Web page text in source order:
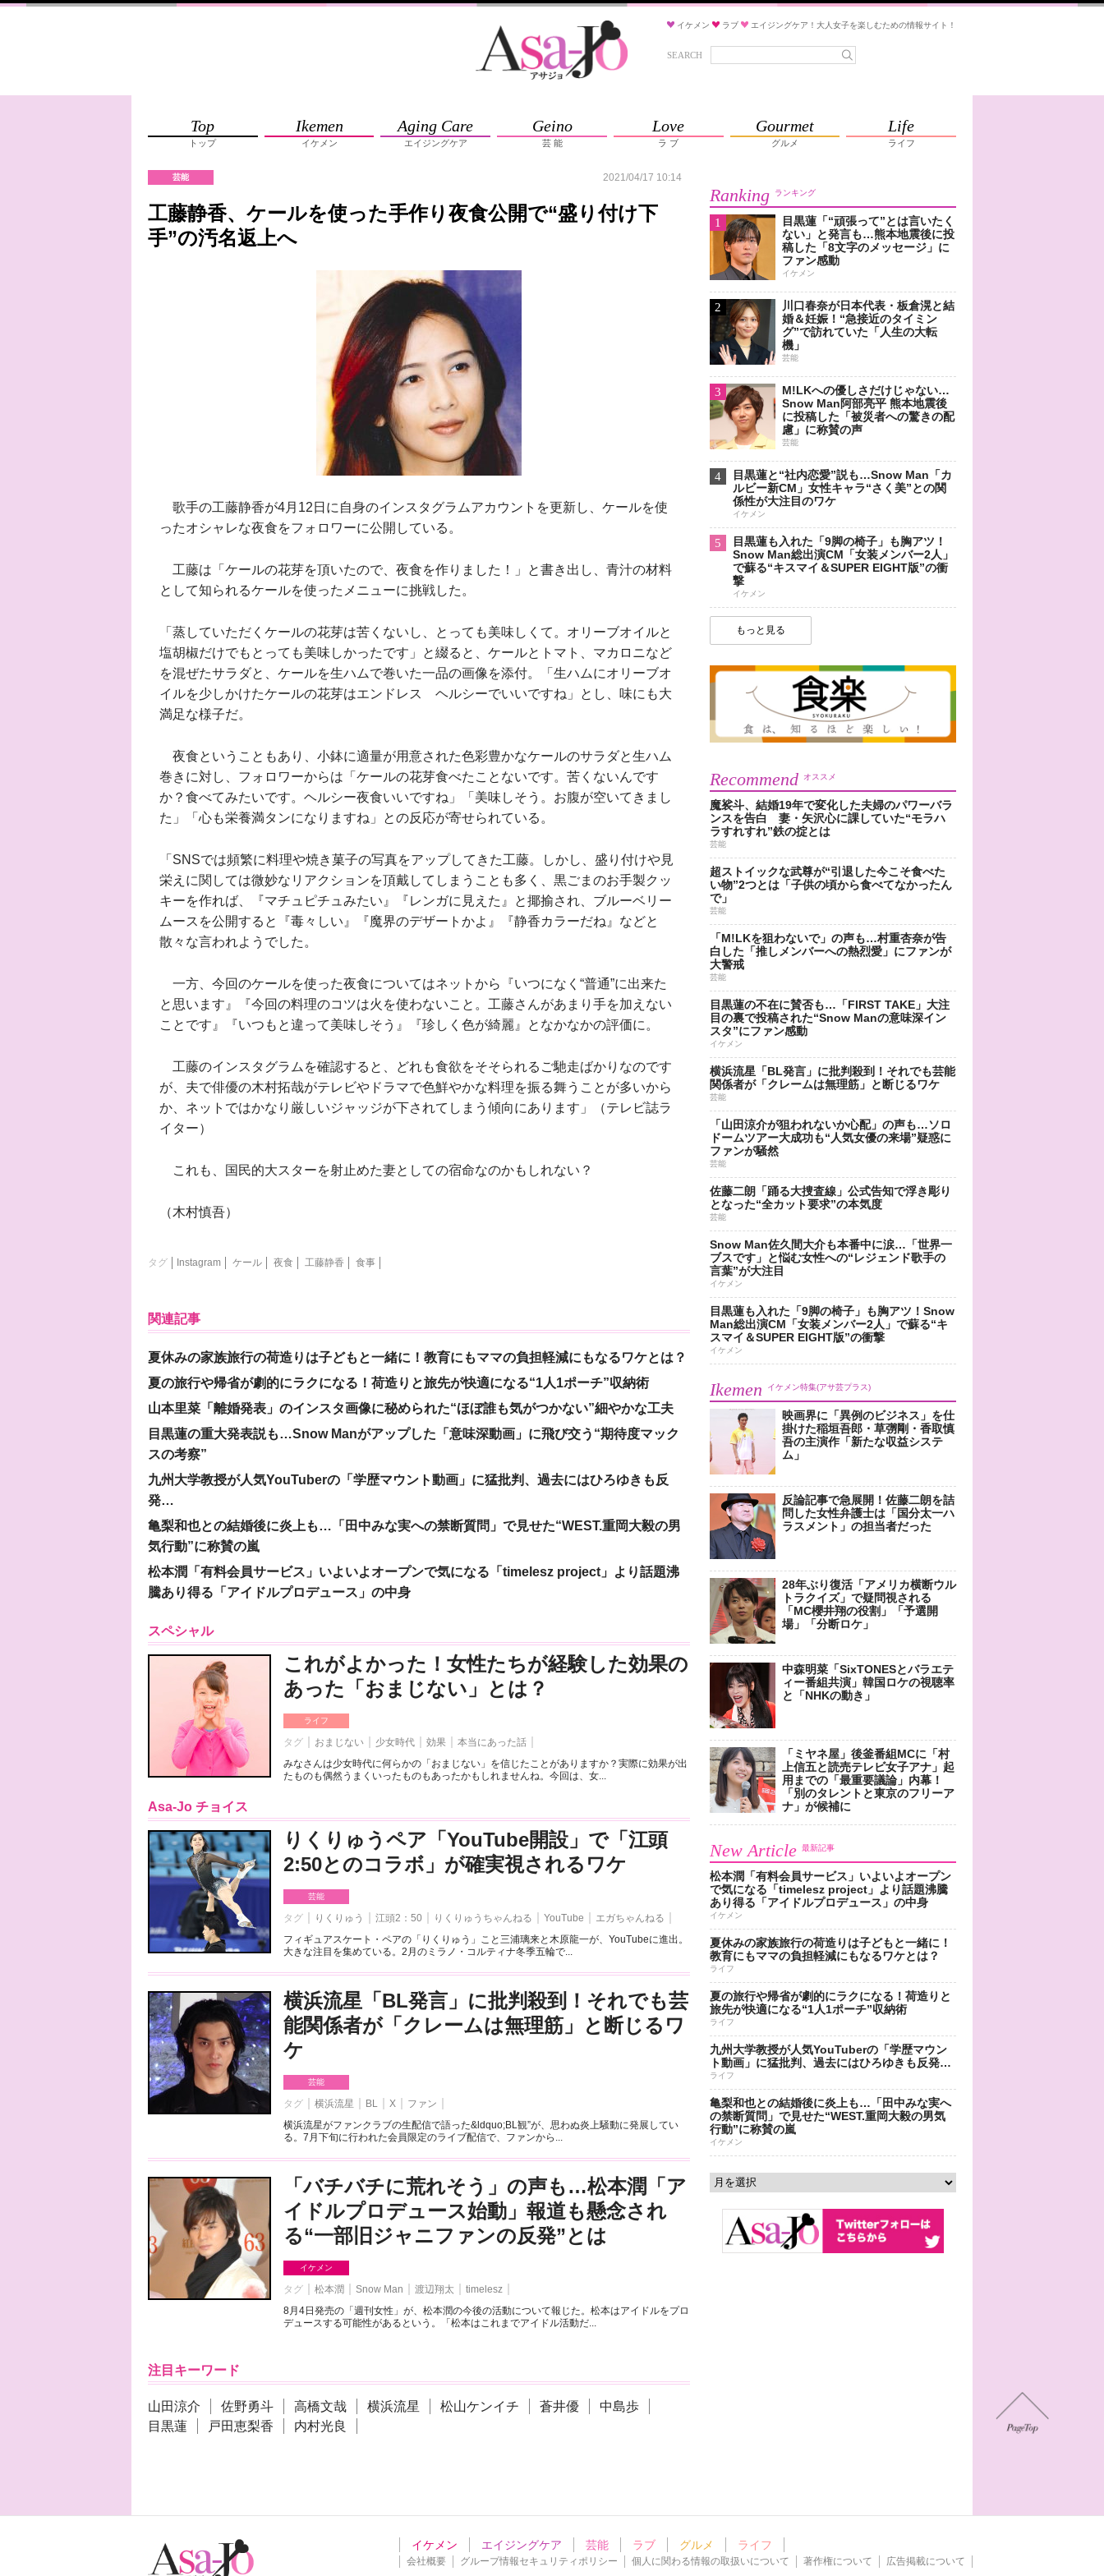
イケメン ラブ エイジングケア！大人女子を楽しむための情報サイト！
SEARCH
Top
トップ
Ikemen
イケメン
Aging Care
エイジングケア
Geino
芸 能
Love
ラ ブ
Gourmet
グルメ
Life
ライフ
芸能 2021/04/17 10:14
工藤静香、ケールを使った手作り夜食公開で“盛り付け下
手”の汚名返上へ
歌手の工藤静香が4月12日に自身のインスタグラムアカウントを更新し、ケールを使
ったオシャレな夜食をフォロワーに公開している。
工藤は「ケールの花芽を頂いたので、夜食を作りました！」と書き出し、青汁の材料
として知られるケールを使ったメニューに挑戦した。
「蒸していただくケールの花芽は苦くないし、とっても美味しくて。オリーブオイルと
塩胡椒だけでもとっても美味しかったです」と綴ると、ケールとトマト、マカロニなど
を混ぜたサラダと、ケールを生ハムで巻いた一品の画像を添付。「生ハムにオリーブオ
イルを少しかけたケールの花芽はエンドレス ヘルシーでいいですね」とし、味にも大
満足な様子だ。
夜食ということもあり、小鉢に適量が用意された色彩豊かなケールのサラダと生ハム
巻きに対し、フォロワーからは「ケールの花芽食べたことないです。苦くないんです
か？食べてみたいです。ヘルシー夜食いいですね」「美味しそう。お腹が空いてきまし
た」「心も栄養満タンになりますね」との反応が寄せられている。
「SNSでは頻繁に料理や焼き菓子の写真をアップしてきた工藤。しかし、盛り付けや見
栄えに関しては微妙なリアクションを頂戴してしまうことも多く、黒ごまのお手製クッ
キーを作れば、『マチュピチュみたい』『レンガに見えた』と揶揄され、ブルーベリー
ムースを公開すると『毒々しい』『魔界のデザートかよ』『静香カラーだね』などと
散々な言われようでした。
一方、今回のケールを使った夜食についてはネットから『いつになく“普通”に出来た
と思います』『今回の料理のコツは火を使わないこと。工藤さんがあまり手を加えない
ことです』『いつもと違って美味しそう』『珍しく色が綺麗』となかなかの評価に。
工藤のインスタグラムを確認すると、どれも食欲をそそられるご馳走ばかりなのです
が、夫で俳優の木村拓哉がテレビやドラマで色鮮やかな料理を振る舞うことが多いから
か、ネットではかなり厳しいジャッジが下されてしまう傾向にあります」（テレビ誌ラ
イター）
これも、国民的大スターを射止めた妻としての宿命なのかもしれない？
（木村慎吾）
タグ Instagram ケール 夜食 工藤静香 食事
関連記事
夏休みの家族旅行の荷造りは子どもと一緒に！教育にもママの負担軽減にもなるワケとは？
夏の旅行や帰省が劇的にラクになる！荷造りと旅先が快適になる“1人1ポーチ”収納術
山本里菜「離婚発表」のインスタ画像に秘められた“ほぼ誰も気がつかない”細やかな工夫
目黒蓮の重大発表説も…Snow Manがアップした「意味深動画」に飛び交う“期待度マック
スの考察”
九州大学教授が人気YouTuberの「学歴マウント動画」に猛批判、過去にはひろゆきも反
発…
亀梨和也との結婚後に炎上も…「田中みな実への禁断質問」で見せた“WEST.重岡大毅の男
気行動”に称賛の嵐
松本潤「有料会員サービス」いよいよオープンで気になる「timelesz project」より話題沸
騰あり得る「アイドルプロデュース」の中身
スペシャル
これがよかった！女性たちが経験した効果の
あった「おまじない」とは？
ライフ
タグ おまじない 少女時代 効果
本当にあった話
みなさんは少女時代に何らかの「おまじない」を信じたことがありますか？実際に効果が出
たものも偶然うまくいったものもあったかもしれませんね。今回は、女...
Asa-Jo チョイス
りくりゅうペア「YouTube開設」で「江頭
2:50とのコラボ」が確実視されるワケ
芸能
タグ りくりゅう 江頭2：50 りくりゅうちゃんねる YouTube
エガちゃんねる
フィギュアスケート・ペアの「りくりゅう」こと三浦璃来と木原龍一が、YouTubeに進出。
大きな注目を集めている。2月のミラノ・コルティナ冬季五輪で...
横浜流星「BL発言」に批判殺到！それでも芸
能関係者が「クレームは無理筋」と断じるワ
ケ
芸能
タグ 横浜流星 BL X
ファン
横浜流星がファンクラブの生配信で語った&ldquo;BL観”が、思わぬ炎上騒動に発展してい
る。7月下旬に行われた会員限定のライブ配信で、ファンから...
「バチバチに荒れそう」の声も…松本潤「ア
イドルプロデュース始動」報道も懸念され
る“一部旧ジャニファンの反発”とは
イケメン
タグ 松本潤 Snow Man 渡辺翔太
timelesz
8月4日発売の「週刊女性」が、松本潤の今後の活動について報じた。松本はアイドルをプロ
デュースする可能性があるという。「松本はこれまでアイドル活動だ...
注目キーワード
山田涼介 佐野勇斗 高橋文哉 横浜流星 松山ケンイチ 蒼井優
中島歩
目黒蓮
戸田恵梨香 内村光良
Ranking ランキング
1
目黒蓮「“頑張って”とは言いたく
ない」と発言も…熊本地震後に投
稿した「8文字のメッセージ」に
ファン感動
イケメン
2
川口春奈が日本代表・板倉滉と結
婚＆妊娠！“急接近のタイミン
グ”で訪れていた「人生の大転
機」
芸能
3
M!LKへの優しさだけじゃない…
Snow Man阿部亮平 熊本地震後
に投稿した「被災者への驚きの配
慮」に称賛の声
芸能
4
目黒蓮と“社内恋愛”説も…Snow Man「カ
ルビー新CM」女性キャラ“さく美”との関
係性が大注目のワケ
イケメン
5
目黒蓮も入れた「9脚の椅子」も胸アツ！
Snow Man総出演CM「女装メンバー2人」
で蘇る“キスマイ＆SUPER EIGHT版”の衝
撃
イケメン
もっと見る
Recommend オススメ
魔裟斗、結婚19年で変化した夫婦のパワーバラ
ンスを告白 妻・矢沢心に課していた“モラハ
ラすれすれ”鉄の掟とは
芸能
超ストイックな武尊が“引退した今こそ食べた
い物”2つとは「子供の頃から食べてなかったん
で」
芸能
「M!LKを狙わないで」の声も…村重杏奈が告
白した「推しメンバーへの熱烈愛」にファンが
大警戒
芸能
目黒蓮の不在に賛否も…「FIRST TAKE」大注
目の裏で投稿された“Snow Manの意味深イン
スタ”にファン感動
イケメン
横浜流星「BL発言」に批判殺到！それでも芸能
関係者が「クレームは無理筋」と断じるワケ
芸能
「山田涼介が狙われないか心配」の声も…ソロ
ドームツアー大成功も“人気女優の来場”疑惑に
ファンが騒然
芸能
佐藤二朗「踊る大捜査線」公式告知で浮き彫り
となった“全カット要求”の本気度
芸能
Snow Man佐久間大介も本番中に涙…「世界一
ブスです」と悩む女性への“レジェンド歌手の
言葉”が大注目
イケメン
目黒蓮も入れた「9脚の椅子」も胸アツ！Snow
Man総出演CM「女装メンバー2人」で蘇る“キ
スマイ＆SUPER EIGHT版”の衝撃
イケメン
Ikemen イケメン特集(アサ芸プラス)
映画界に「異例のビジネス」を仕
掛けた稲垣吾郎・草彅剛・香取慎
吾の主演作「新たな収益システ
ム」
反論記事で急展開！佐藤二朗を詰
問した女性弁護士は「国分太一ハ
ラスメント」の担当者だった
28年ぶり復活「アメリカ横断ウル
トラクイズ」で疑問視される
「MC櫻井翔の役割」「予選開
場」「分断ロケ」
中森明菜「SixTONESとバラエテ
ィー番組共演」韓国ロケの視聴率
と「NHKの動き」
「ミヤネ屋」後釜番組MCに「村
上信五と読売テレビ女子アナ」起
用までの「最重要議論」内幕！
「別のタレントと東京のフリーア
ナ」が候補に
New Article 最新記事
松本潤「有料会員サービス」いよいよオープン
で気になる「timelesz project」より話題沸騰
あり得る「アイドルプロデュース」の中身
イケメン
夏休みの家族旅行の荷造りは子どもと一緒に！
教育にもママの負担軽減にもなるワケとは？
ライフ
夏の旅行や帰省が劇的にラクになる！荷造りと
旅先が快適になる“1人1ポーチ”収納術
ライフ
九州大学教授が人気YouTuberの「学歴マウン
ト動画」に猛批判、過去にはひろゆきも反発…
ライフ
亀梨和也との結婚後に炎上も…「田中みな実へ
の禁断質問」で見せた“WEST.重岡大毅の男気
行動”に称賛の嵐
イケメン
イケメン エイジングケア 芸能 ラブ グルメ ライフ
会社概要 グループ情報セキュリティポリシー 個人に関わる情報の取扱いについて 著作権について 広告掲載について